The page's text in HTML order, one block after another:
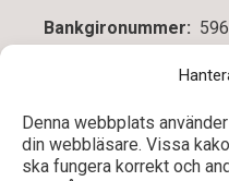
Denna webbplats
din webbläsare. Vissa
ska fungera korrekt och
Bankgironummer:
Vid frågor kontakta
0735670097 eller
0768147026